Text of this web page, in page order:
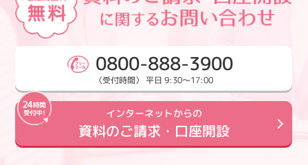
0800-888-3900
〈受付時間〉 平日 9:30～17:00
インターネットからの
資料のご請求・口座開設